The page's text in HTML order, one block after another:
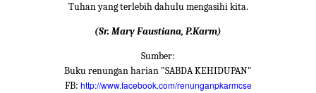
Tuhan yang terlebih dahulu mengasihi kita.
(Sr. Mary Faustiana, P.Karm)
Sumber:
Buku renungan harian "SABDA KEHIDUPAN"
FB: http://www.facebook.com/renunganpkarmcse